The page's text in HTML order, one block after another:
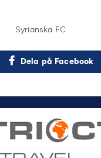
Syrianska FC
Dela på Facebook